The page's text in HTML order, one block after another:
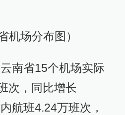
机场分布图）
南省15个机场实际
次，同比增长
航班4.24万班次，